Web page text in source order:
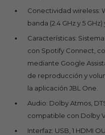
Conectividad wireless:
banda (2.4 GHz y 5
Características:
con Spotify Connect,
mediante Google
de reproducción y
la aplicación JBL One.
Audio: Dolby Atmos,
compatible con Dolby
Interfaz: USB, 1 HDMI